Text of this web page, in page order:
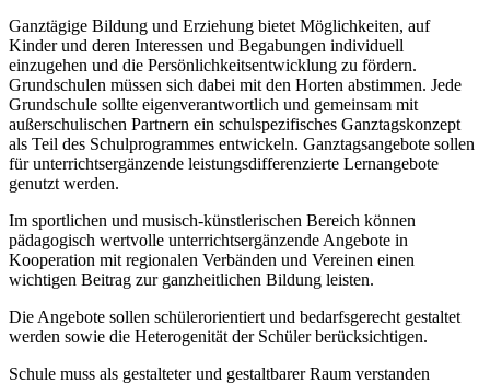
Ganztägige Bildung und Erziehung bietet Möglichkeiten, auf
Kinder und deren Interessen und Begabungen individuell
einzugehen und die Persönlichkeitsentwicklung zu fördern.
Grundschulen müssen sich dabei mit den Horten abstimmen. Jede
Grundschule sollte eigenverantwortlich und gemeinsam mit
außerschulischen Partnern ein schulspezifisches Ganztagskonzept
als Teil des Schulprogrammes entwickeln. Ganztagsangebote sollen
für unterrichtsergänzende leistungsdifferenzierte Lernangebote
genutzt werden.
Im sportlichen und musisch-künstlerischen Bereich können
pädagogisch wertvolle unterrichtsergänzende Angebote in
Kooperation mit regionalen Verbänden und Vereinen einen
wichtigen Beitrag zur ganzheitlichen Bildung leisten.
Die Angebote sollen schülerorientiert und bedarfsgerecht gestaltet
werden sowie die Heterogenität der Schüler berücksichtigen.
Schule muss als gestalteter und gestaltbarer Raum verstanden